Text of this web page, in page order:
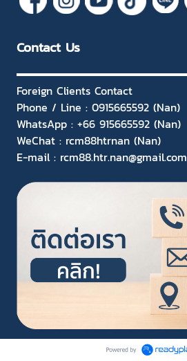
Contact Us
Foreign Clients Contact
Phone / Line : 0915665592 (Nan)
WhatsApp : +66 915665592 (Nan)
WeChat : rcm88htrnan (Nan)
E-mail : rcm88.htr.nan@gmail.com